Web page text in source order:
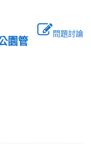
問題討論
園管